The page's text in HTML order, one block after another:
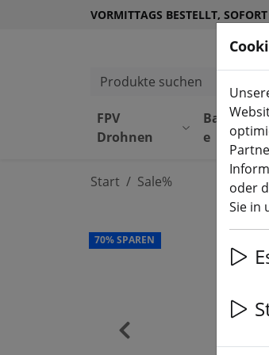
VORMITTAGS BESTELLT,
Produkte suchen
FPV
Drohnen
Bauteil
e
Start Sale%
‹
70% SPAREN
oder
Sie in